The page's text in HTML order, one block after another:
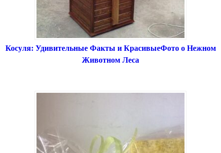
Косуля: Удивительные Факты и КрасивыеФото о Нежном
Животном Леса